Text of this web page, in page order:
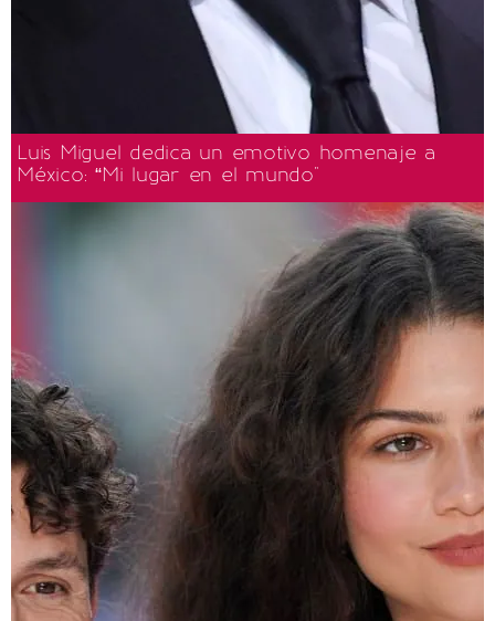
Luis Miguel dedica un emotivo homenaje a
México: “Mi lugar en el mundo"